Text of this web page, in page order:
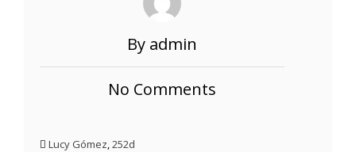
By admin
No Comments
Lucy Gómez,252d